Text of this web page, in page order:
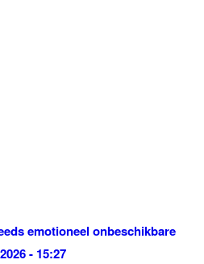
emotioneel onbeschikbare
- 15:27